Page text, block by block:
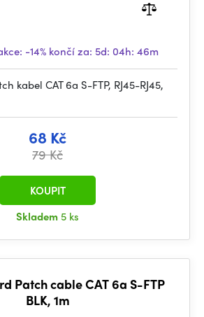
-14% končí za: 5d: 04h: 46m
kabel CAT 6a S-FTP, RJ45-RJ45,
68 Kč
79 Kč
Skladem 5 ks
KOUPIT
Patch cable CAT 6a S-FTP
BLK, 1m